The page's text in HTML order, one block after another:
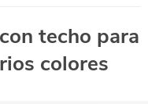
techo para
colores